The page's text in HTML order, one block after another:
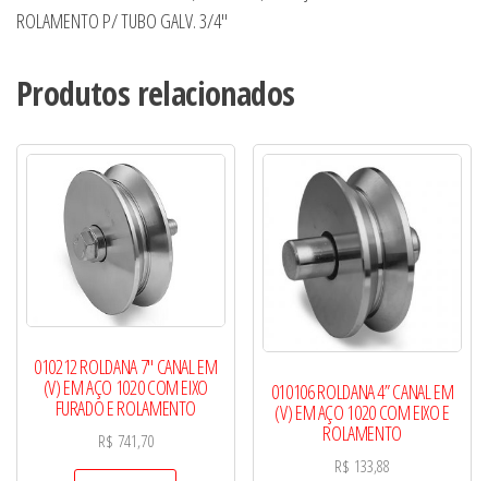
ROLAMENTO
TUBO
3/4"
quantidade
ROLAMENTO P/ TUBO GALV. 3/4″
Produtos relacionados
010212 ROLDANA 7″ CANAL EM
(V) EM AÇO 1020 COM EIXO
FURADO E ROLAMENTO
R$ 741,70
010106 ROLDANA 4” CANAL EM
(V) EM AÇO 1020 COM EIXO E
ROLAMENTO
R$ 133,88